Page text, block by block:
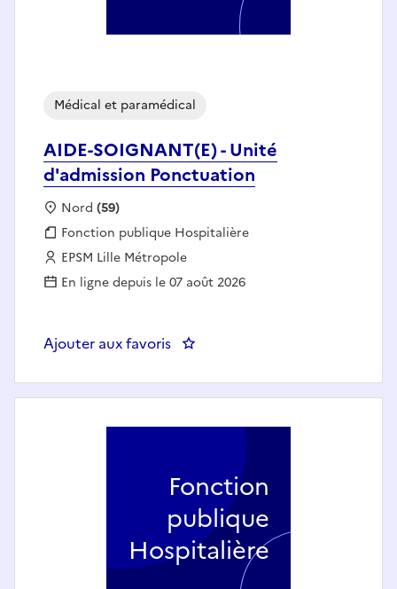
AIDE-SOIGNANT(E) - Unité
d'admission Ponctuation
Médical et paramédical
Localisation :
Nord (59)
Fonction publique :
Fonction publique Hospitalière
Employeur :
EPSM Lille Métropole
En ligne depuis le 07 août 2026
Ajouter aux favoris : AIDE-SOIGNANT(E) - Unité
Fonction
publique
Hospitalière